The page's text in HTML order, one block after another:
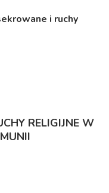
i ruchy
RELIGIJNE W